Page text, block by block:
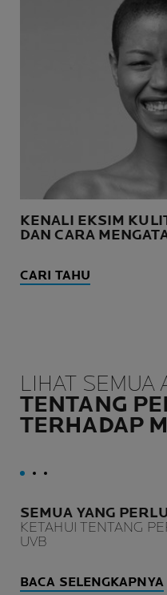
KENALI EKSIM
DAN CARA
CARI TAHU
LIHAT SEMUA
TENTANG
TERHADAP
SEMUA YANG
KETAHUI TENTANG
UVB
BACA SELENGKAPNYA